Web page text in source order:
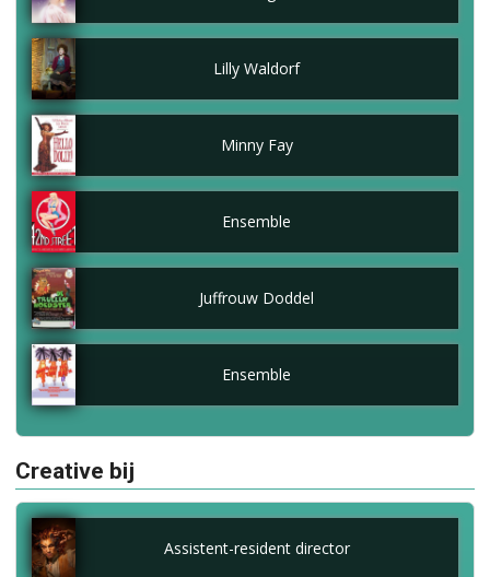
Lilly Waldorf
Minny Fay
Ensemble
Juffrouw Doddel
Ensemble
Creative bij
Assistent-resident director